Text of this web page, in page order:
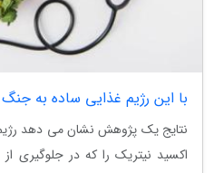
با این رژیم غذایی ساده به
نتایج یک پژوهش نشان می دهد
اکسید نیتریک را که در جلوگیری